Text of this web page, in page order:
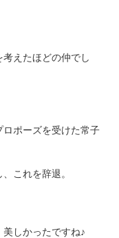
えたほどの仲でし
ポーズを受けた常子
これを辞退。
しかったですね♪